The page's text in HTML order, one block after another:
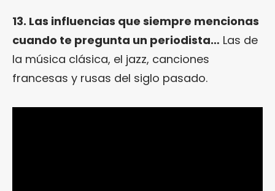
13. Las influencias que siempre mencionas
cuando te pregunta un periodista… Las de
la música clásica, el jazz, canciones
francesas y rusas del siglo pasado.